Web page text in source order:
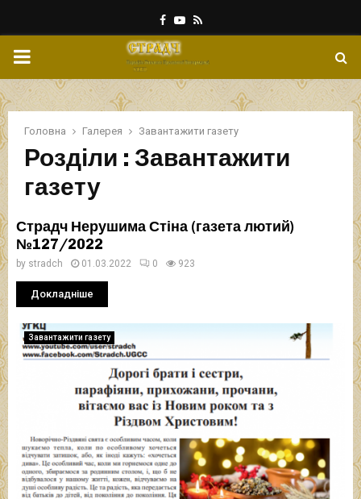
Facebook
Youtube
Rss
PRIMARY
MENU
Головна Галерея Завантажити газету
Розділи : Завантажити
газету
Страдч Нерушима Стіна (газета лютий)
№127/2022
by stradch 01.03.2022 0 923
Докладніше
Завантажити газету